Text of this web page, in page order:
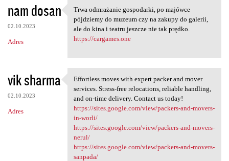
nam dosan
02.10.2023
Adres
Trwa odmrażanie gospodarki,
Trwa odmrażanie gospodarki, po majówce
pójdziemy do muzeum czy na zakupy do galerii,
ale do kina i teatru jeszcze nie tak prędko.
https://cargames.one
vik sharma
02.10.2023
Adres
Effortless moves with expert
Effortless moves with expert packer and mover
services. Stress-free relocations, reliable handling,
and on-time delivery. Contact us today!
https://sites.google.com/view/packers-and-movers-
in-worli/
https://sites.google.com/view/packers-and-movers-
nerul/
https://sites.google.com/view/packers-and-movers-
sanpada/